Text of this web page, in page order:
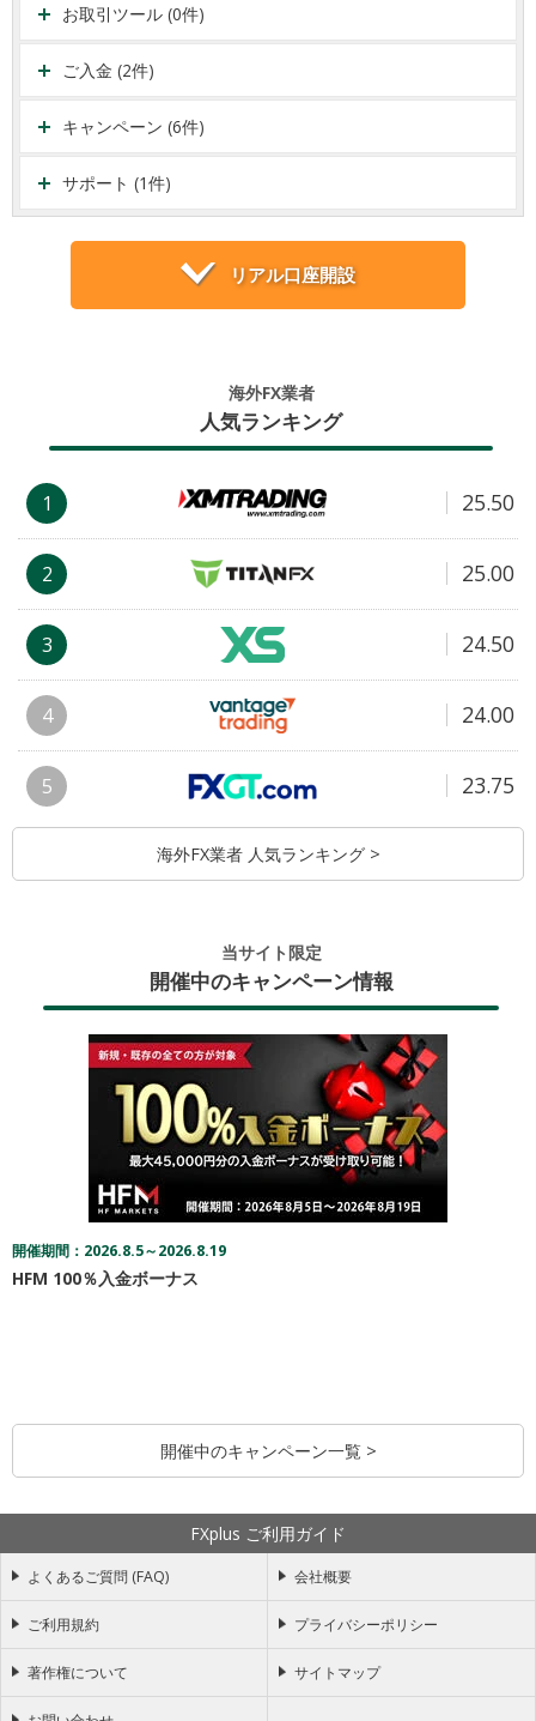
お取引ツール (0件)
ご入金 (2件)
キャンペーン (6件)
サポート (1件)
リアル口座開設
海外FX業者
人気ランキング
1 25.50
2 25.00
3 24.50
4 24.00
5 23.75
海外FX業者 人気ランキング >
当サイト限定
開催中のキャンペーン情報
開催期間：2026.8.5～2026.8.19
HFM 100％入金ボーナス
開催中のキャンペーン一覧 >
FXplus ご利用ガイド
よくあるご質問 (FAQ) 会社概要
ご利用規約 プライバシーポリシー
著作権について サイトマップ